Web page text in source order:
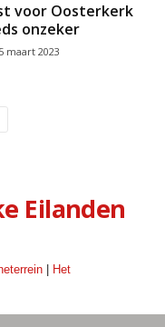
voor Oosterkerk
onzeker
5 maart 2023
Eilanden
Het